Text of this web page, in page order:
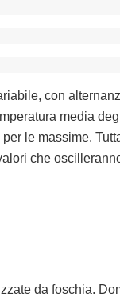
con
media
le massime.
che
da foschia.